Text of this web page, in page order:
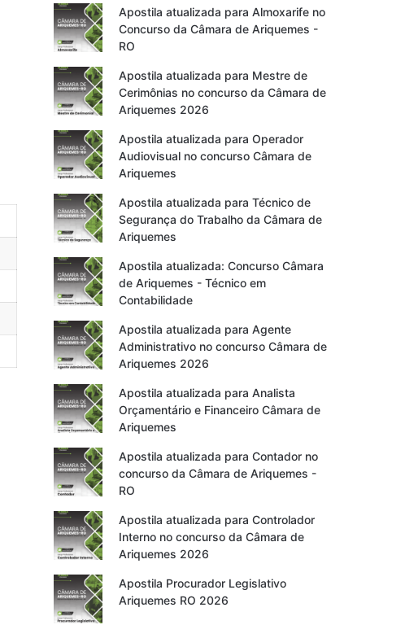
Apostila atualizada para Almoxarife no
Concurso da Câmara de Ariquemes -
RO
Apostila atualizada para Mestre de
Cerimônias no concurso da Câmara de
Ariquemes 2026
Apostila atualizada para Operador
Audiovisual no concurso Câmara de
Ariquemes
Apostila atualizada para Técnico de
Segurança do Trabalho da Câmara de
Ariquemes
Apostila atualizada: Concurso Câmara
de Ariquemes - Técnico em
Contabilidade
Apostila atualizada para Agente
Administrativo no concurso Câmara de
Ariquemes 2026
Apostila atualizada para Analista
Orçamentário e Financeiro Câmara de
Ariquemes
Apostila atualizada para Contador no
concurso da Câmara de Ariquemes -
RO
Apostila atualizada para Controlador
Interno no concurso da Câmara de
Ariquemes 2026
Apostila Procurador Legislativo
Ariquemes RO 2026